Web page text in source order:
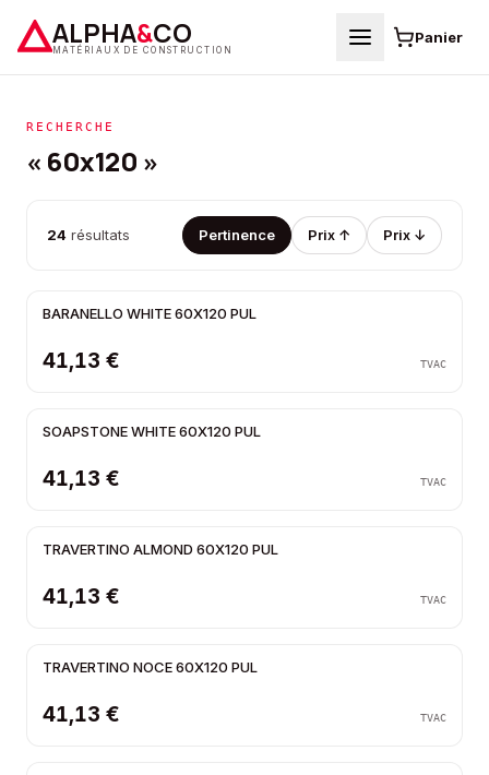
ALPHA&CO
MATÉRIAUX DE CONSTRUCTION
Panier
RECHERCHE
« 60x120 »
24 résultats Pertinence Prix ↑ Prix ↓
BARANELLO WHITE 60X120 PUL
41,13 € TVAC
SOAPSTONE WHITE 60X120 PUL
41,13 € TVAC
TRAVERTINO ALMOND 60X120 PUL
41,13 € TVAC
TRAVERTINO NOCE 60X120 PUL
41,13 € TVAC